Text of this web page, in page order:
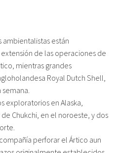
ambientalistas están
de las operaciones de
mientras grandes
Royal Dutch Shell,
exploratorios en Alaska,
Chukchi, en el noroeste, y dos
perforar el Ártico aun